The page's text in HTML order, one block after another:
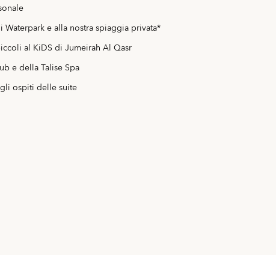
e alla nostra spiaggia privata*
al KiDS di Jumeirah Al Qasr
e della Talise Spa
ospiti delle suite